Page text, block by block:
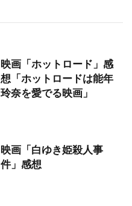
映画「ホットロード」感
想「ホットロードは能年
玲奈を愛でる映画」
映画「白ゆき姫殺人事
件」感想